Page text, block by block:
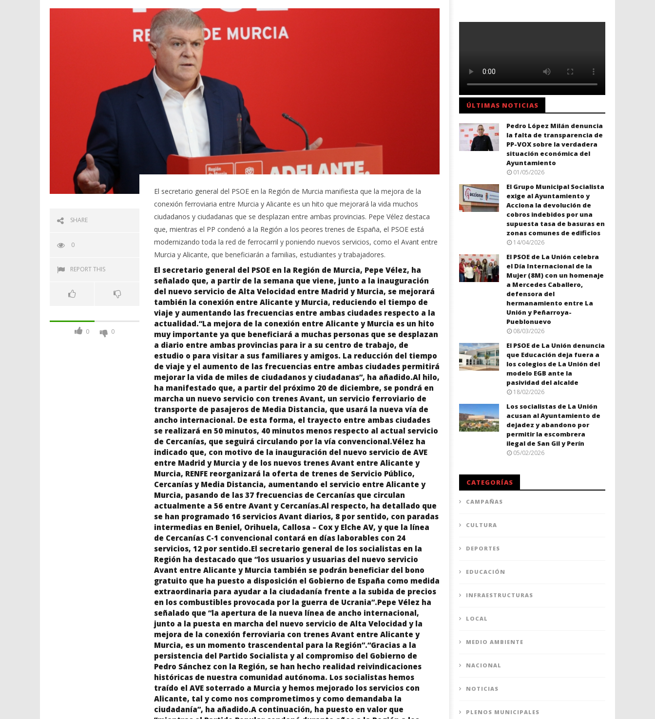
SHARE
0
REPORT THIS
0 0
El secretario general del PSOE en la Región de Murcia manifiesta que la mejora de la
conexión ferroviaria entre Murcia y Alicante es un hito que mejorará la vida muchos
ciudadanos y ciudadanas que se desplazan entre ambas provincias. Pepe Vélez destaca
que, mientras el PP condenó a la Región a los peores trenes de España, el PSOE está
modernizando toda la red de ferrocarril y poniendo nuevos servicios, como el Avant entre
Murcia y Alicante, que beneficiarán a familias, estudiantes y trabajadores.
El secretario general del PSOE en la Región de Murcia, Pepe Vélez, ha
señalado que, a partir de la semana que viene, junto a la inauguración
del nuevo servicio de Alta Velocidad entre Madrid y Murcia, se mejorará
también la conexión entre Alicante y Murcia, reduciendo el tiempo de
viaje y aumentando las frecuencias entre ambas ciudades respecto a la
actualidad.“La mejora de la conexión entre Alicante y Murcia es un hito
muy importante ya que beneficiará a muchas personas que se desplazan
a diario entre ambas provincias para ir a su centro de trabajo, de
estudio o para visitar a sus familiares y amigos. La reducción del tiempo
de viaje y el aumento de las frecuencias entre ambas ciudades permitirá
mejorar la vida de miles de ciudadanos y ciudadanas”, ha añadido.Al hilo,
ha manifestado que, a partir del próximo 20 de diciembre, se pondrá en
marcha un nuevo servicio con trenes Avant, un servicio ferroviario de
transporte de pasajeros de Media Distancia, que usará la nueva vía de
ancho internacional. De esta forma, el trayecto entre ambas ciudades
se realizará en 50 minutos, 40 minutos menos respecto al actual servicio
de Cercanías, que seguirá circulando por la vía convencional.Vélez ha
indicado que, con motivo de la inauguración del nuevo servicio de AVE
entre Madrid y Murcia y de los nuevos trenes Avant entre Alicante y
Murcia, RENFE reorganizará la oferta de trenes de Servicio Público,
Cercanías y Media Distancia, aumentando el servicio entre Alicante y
Murcia, pasando de las 37 frecuencias de Cercanías que circulan
actualmente a 56 entre Avant y Cercanías.Al respecto, ha detallado que
se han programado 16 servicios Avant diarios, 8 por sentido, con paradas
intermedias en Beniel, Orihuela, Callosa – Cox y Elche AV, y que la línea
de Cercanías C-1 convencional contará en días laborables con 24
servicios, 12 por sentido.El secretario general de los socialistas en la
Región ha destacado que “los usuarios y usuarias del nuevo servicio
Avant entre Alicante y Murcia también se podrán beneficiar del bono
gratuito que ha puesto a disposición el Gobierno de España como medida
extraordinaria para ayudar a la ciudadanía frente a la subida de precios
en los combustibles provocada por la guerra de Ucrania”.Pepe Vélez ha
señalado que “la apertura de la nueva línea de ancho internacional,
junto a la puesta en marcha del nuevo servicio de Alta Velocidad y la
mejora de la conexión ferroviaria con trenes Avant entre Alicante y
Murcia, es un momento trascendental para la Región”.“Gracias a la
persistencia del Partido Socialista y al compromiso del Gobierno de
Pedro Sánchez con la Región, se han hecho realidad reivindicaciones
históricas de nuestra comunidad autónoma. Los socialistas hemos
traído el AVE soterrado a Murcia y hemos mejorado los servicios con
Alicante, tal y como nos comprometimos y como demandaba la
ciudadanía”, ha añadido.A continuación, ha puesto en valor que
ÚLTIMAS NOTICIAS
Pedro López Milán denuncia
la falta de transparencia de
PP-VOX sobre la verdadera
situación económica del
Ayuntamiento
01/05/2026
El Grupo Municipal Socialista
exige al Ayuntamiento y
Acciona la devolución de
cobros indebidos por una
supuesta tasa de basuras en
zonas comunes de edificios
14/04/2026
El PSOE de La Unión celebra
el Día Internacional de la
Mujer (8M) con un homenaje
a Mercedes Caballero,
defensora del
hermanamiento entre La
Unión y Peñarroya-
Pueblonuevo
08/03/2026
El PSOE de La Unión denuncia
que Educación deja fuera a
los colegios de La Unión del
modelo EGB ante la
pasividad del alcalde
18/02/2026
Los socialistas de La Unión
acusan al Ayuntamiento de
dejadez y abandono por
permitir la escombrera
ilegal de San Gil y Perín
05/02/2026
CATEGORÍAS
CAMPAÑAS
CULTURA
DEPORTES
EDUCACIÓN
INFRAESTRUCTURAS
LOCAL
MEDIO AMBIENTE
NACIONAL
NOTICIAS
PLENOS MUNICIPALES